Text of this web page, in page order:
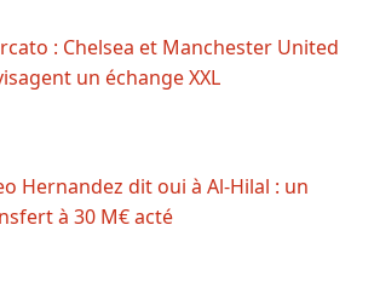
: Chelsea et Manchester United
un échange XXL
Hernandez dit oui à Al-Hilal : un
à 30 M€ acté